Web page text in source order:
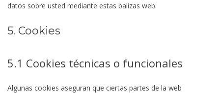
datos sobre usted mediante estas balizas web.
5. Cookies
5.1 Cookies técnicas o funcionales
Algunas cookies aseguran que ciertas partes de la web